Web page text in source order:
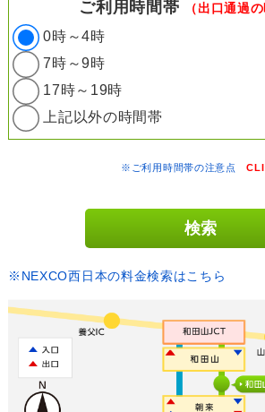
ご利用時間帯 （出口通過
0時～4時
7時～9時
17時～19時
上記以外の時間帯
※ご利用時間帯の注意点
※NEXCO西日本の料金検索はこちら